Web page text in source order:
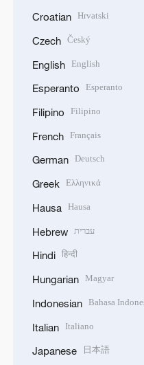
Croatian Hrvatski
Czech Český
English English
Esperanto Esperanto
Filipino Filipino
French Français
German Deutsch
Greek Ελληνικά
Hausa Hausa
Hebrew עברית
Hindi हिन्दी
Hungarian Magyar
Indonesian Bahasa
Italian Italiano
Japanese 日本語